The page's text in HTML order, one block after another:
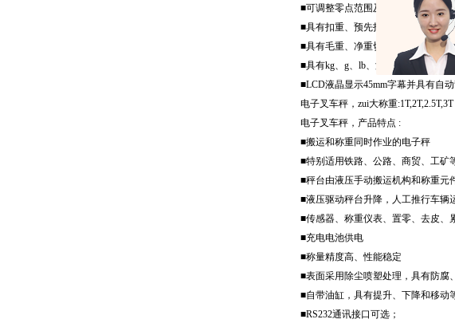
■可调整零点范围及防震动软件滤波
■具有扣重、预先扣重、自动扣重设
■具有毛重、净重切换功能。
■具有kg、g、lb、港斤、台斤、百
■LCD液晶显示45mm字幕并具有自动
电子叉车秤，zui大称重:1T,2T,2.5T,3T
电子叉车秤，产品特点 :
■搬运和称重同时作业的电子秤
■特别适用铁路、公路、商贸、工矿
■秤台由液压手动搬运机构和称重元
■液压驱动秤台升降，人工推行车辆
■传感器、称重仪表、置零、去皮、
■充电电池供电
■称量精度高、性能稳定
■表面采用除尘喷塑处理，具有防腐
■自带油缸，具有提升、下降和移动
■RS232通讯接口可选；